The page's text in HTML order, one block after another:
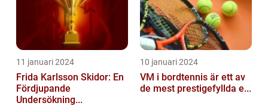
11 januari 2024
Frida Karlsson Skidor: En
Fördjupande
Undersökning...
10 januari 2024
VM i bordtennis är ett av
de mest prestigefyllda e...